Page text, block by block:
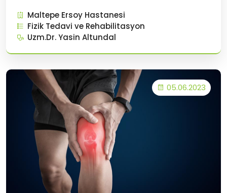
sağlık sorunu haline gelmiştir. Bu hastalık özellikle
postmenopozal dönemdeki kadınlar ol
Maltepe Ersoy Hastanesi
Fizik Tedavi ve Rehabilitasyon
Uzm.Dr. Yasin Altundal
05.06.2023